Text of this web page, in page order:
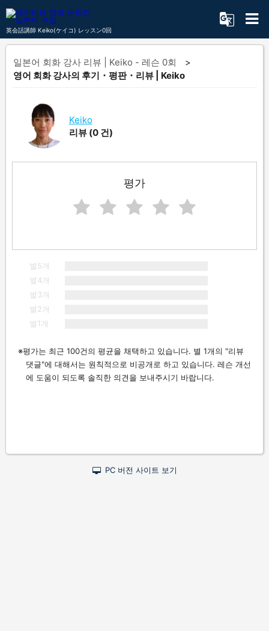
英会話講師 Keiko(ケイコ) レッスン0回
일본어 회화 강사 리뷰 | Keiko - 레슨 0회
영어 회화 강사의 후기・평판・리뷰 | Keiko
Keiko
리뷰 (0 건)
평가
별5개
별4개
별3개
별2개
별1개
평가는 최근 100건의 평균을 채택하고 있습니다. 별 1개의 "리뷰
댓글"에 대해서는 원칙적으로 비공개로 하고 있습니다. 레슨 개선
에 도움이 되도록 솔직한 의견을 보내주시기 바랍니다.
PC 버전 사이트 보기